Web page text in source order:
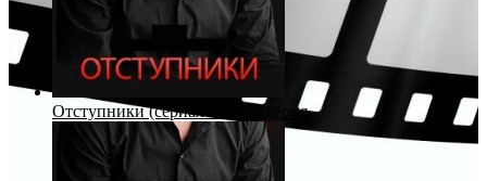
Отступники (сериал 2023) 5 серия